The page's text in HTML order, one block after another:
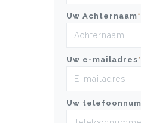
Uw Achternaam*
Uw e-mailadres*
Uw